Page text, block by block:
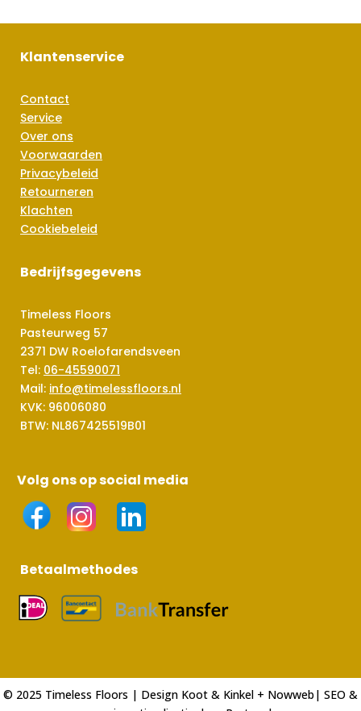
Klantenservice
Contact
Service
Over ons
Voorwaarden
Privacybeleid
Retourneren
Klachten
Cookiebeleid
Bedrijfsgegevens
Timeless Floors
Pasteurweg 57
2371 DW Roelofarendsveen
Tel: 06-45590071
Mail: info@timelessfloors.nl
KVK: 96006080
BTW: NL867425519B01
Volg ons op social media
Betaalmethodes
© 2025 Timeless Floors | Design Koot & Kinkel + Nowweb | SEO &